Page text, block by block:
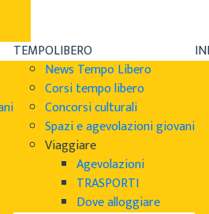
TEMPOLIBERO
News Tempo Libero
Corsi tempo libero
Concorsi culturali
Spazi e agevolazioni giovani
Viaggiare
Agevolazioni
TRASPORTI
Dove alloggiare